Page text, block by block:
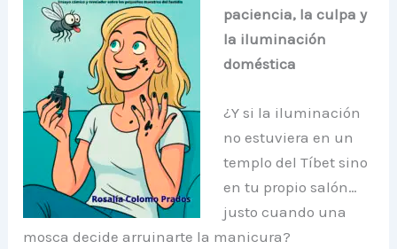
paciencia, la culpa y
la iluminación
doméstica
¿Y si la iluminación
no estuviera en un
templo del Tíbet sino
en tu propio salón…
justo cuando una
mosca decide arruinarte la manicura?